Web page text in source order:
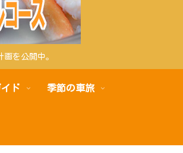
を公開中。
ド 季節の車旅